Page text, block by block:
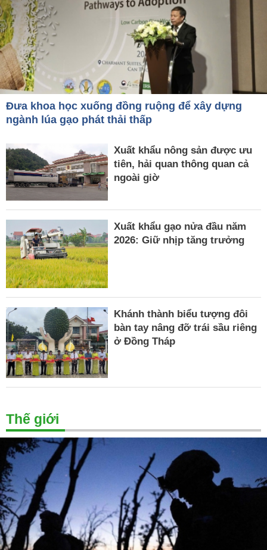
Đưa khoa học xuống đồng ruộng để xây dựng
ngành lúa gạo phát thải thấp
Xuất khẩu nông sản được ưu
tiên, hải quan thông quan cả
ngoài giờ
Xuất khẩu gạo nửa đầu năm
2026: Giữ nhịp tăng trưởng
Khánh thành biểu tượng đôi
bàn tay nâng đỡ trái sầu riêng
ở Đồng Tháp
Thế giới